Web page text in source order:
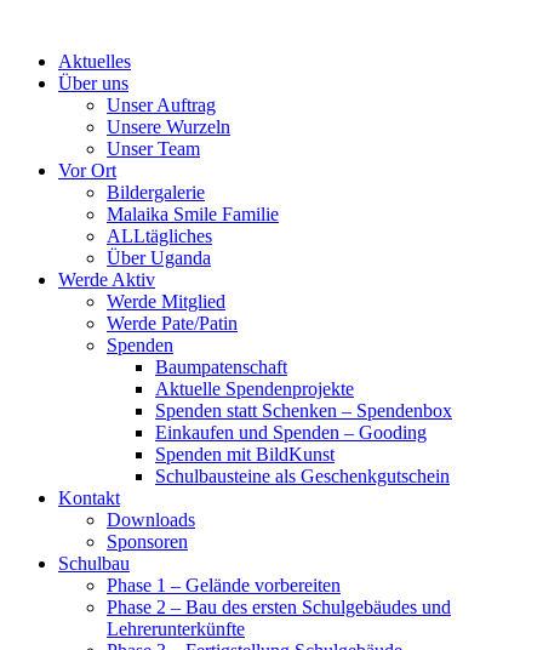
contentAktuelles
Über uns
Unser Auftrag
Unsere Wurzeln
Unser Team
Vor Ort
Bildergalerie
Malaika Smile Familie
ALLtägliches
Über Uganda
Werde Aktiv
Werde Mitglied
Werde Pate/Patin
Spenden
Baumpatenschaft
Aktuelle Spendenprojekte
Spenden statt Schenken – Spendenbox
Einkaufen und Spenden – Gooding
Spenden mit BildKunst
Schulbausteine als Geschenkgutschein
Kontakt
Downloads
Sponsoren
Schulbau
Phase 1 – Gelände vorbereiten
Phase 2 – Bau des ersten Schulgebäudes und
Lehrerunterkünfte